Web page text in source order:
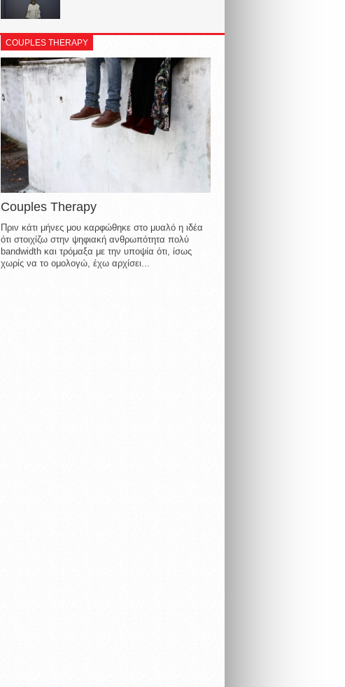
COUPLES THERAPY
Couples Therapy
Πριν κάτι μήνες μου καρφώθηκε στο μυαλό η ιδέα
ότι στοιχίζω στην ψηφιακή ανθρωπότητα πολύ
bandwidth και τρόμαξα με την υποψία ότι, ίσως
χωρίς να το ομολογώ, έχω αρχίσει...